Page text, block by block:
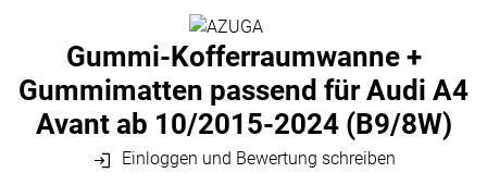
Gummi-Kofferraumwanne +
Gummimatten passend für Audi A4
Avant ab 10/2015-2024 (B9/8W)
Einloggen und Bewertung schreiben